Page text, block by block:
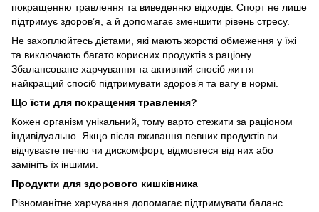
покращенню травлення та виведенню відходів. Спорт не лише
підтримує здоров’я, а й допомагає зменшити рівень стресу.
Не захоплюйтесь дієтами, які мають жорсткі обмеження у їжі
та виключають багато корисних продуктів з раціону.
Збалансоване харчування та активний спосіб життя —
найкращий спосіб підтримувати здоров’я та вагу в нормі.
Що їсти для покращення травлення?
Кожен організм унікальний, тому варто стежити за раціоном
індивідуально. Якщо після вживання певних продуктів ви
відчуваєте печію чи дискомфорт, відмовтеся від них або
замініть їх іншими.
Продукти для здорового кишківника
Різноманітне харчування допомагає підтримувати баланс